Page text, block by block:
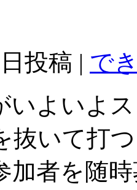
投稿 | で
いよいよ
抜いて打
加者を随